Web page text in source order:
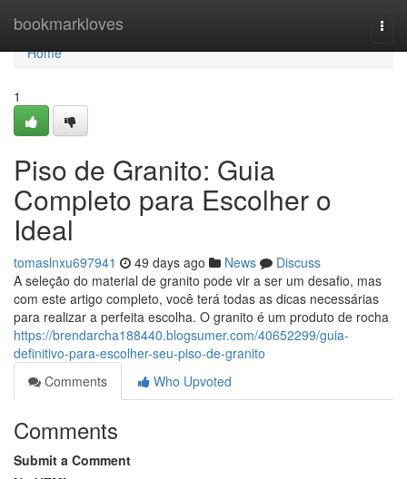
bookmarkloves
Home
Home
1
Piso de Granito: Guia
Completo para Escolher o
Ideal
tomaslnxu697941 49 days ago News
Discuss
A seleção do material de granito pode vir a ser um desafio, mas
com este artigo completo, você terá todas as dicas necessárias
para realizar a perfeita escolha. O granito é um produto de rocha
https://brendarcha188440.blogsumer.com/40652299/guia-
definitivo-para-escolher-seu-piso-de-granito
Comments
Who Upvoted
Comments
Submit a Comment